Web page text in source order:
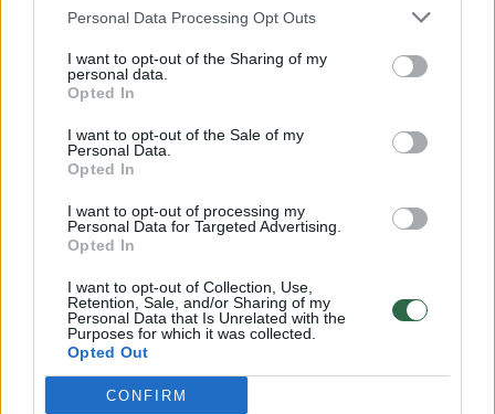
Personal Data Processing Opt Outs
I want to opt-out of the Sharing of my
personal data.
Opted In
I want to opt-out of the Sale of my
Personal Data.
Opted In
I want to opt-out of processing my
Personal Data for Targeted Advertising.
Opted In
I want to opt-out of Collection, Use,
Retention, Sale, and/or Sharing of my
Personal Data that Is Unrelated with the
Purposes for which it was collected.
Opted Out
CONFIRM
Ukrainos kariai pasiduoti neketina: kaip teigia,
didžiausia baimė – įsakymas nustoti kovoti
jaučiasi pavargę gyventi baimėje
Žinios | Pasaulis
00:17:38
Karo psichologas ramina dėl Ukrainos į paniką
puolančius lietuvius: pasakė, kaip tvarkytis su kylančiu
nerimu